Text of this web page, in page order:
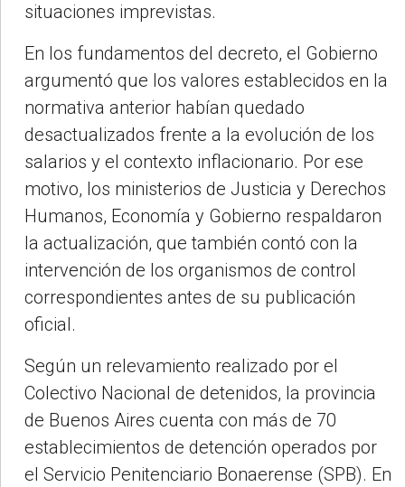
situaciones imprevistas.
En los fundamentos del decreto, el Gobierno
argumentó que los valores establecidos en la
normativa anterior habían quedado
desactualizados frente a la evolución de los
salarios y el contexto inflacionario. Por ese
motivo, los ministerios de Justicia y Derechos
Humanos, Economía y Gobierno respaldaron
la actualización, que también contó con la
intervención de los organismos de control
correspondientes antes de su publicación
oficial.
Según un relevamiento realizado por el
Colectivo Nacional de detenidos, la provincia
de Buenos Aires cuenta con más de 70
establecimientos de detención operados por
el Servicio Penitenciario Bonaerense (SPB). En